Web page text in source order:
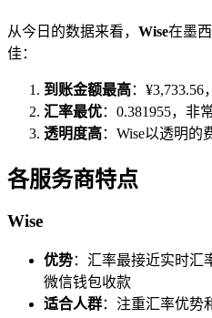
从今日的数据来看， Wise在墨
佳：
到账金额最高：
汇率最优：0.381955，非
透明度高：Wise以透明的
各服务商特点
Wise
优势：汇率最接近实时汇
微信钱包收款
适合人群：注重汇率优势